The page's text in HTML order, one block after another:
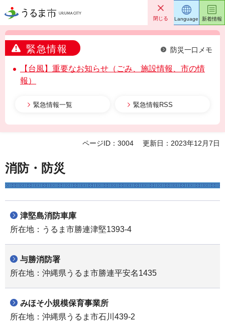
うるま市 閉じる
緊急情報 防災一口メモ
【台風】重要なお知らせ（ごみ、施設情報、市の情
報）
緊急情報一覧 緊急情報RSS
Language 新着情報
ページID：3004 更新日：2023年12月7日
消防・防災
津堅島消防車庫
所在地：うるま市勝連津堅1393-4
与勝消防署
所在地：沖縄県うるま市勝連平安名1435
みほそ小規模保育事業所
所在地：沖縄県うるま市石川439-2